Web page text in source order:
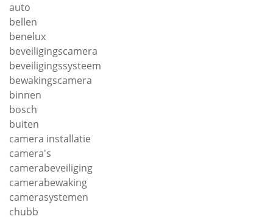
auto
bellen
benelux
beveiligingscamera
beveiligingssysteem
bewakingscamera
binnen
bosch
buiten
camera installatie
camera's
camerabeveiliging
camerabewaking
camerasystemen
chubb